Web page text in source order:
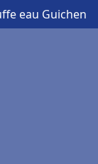
eau Guichen